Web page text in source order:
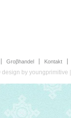
Groβhandel Kontakt
design by youngprimitive